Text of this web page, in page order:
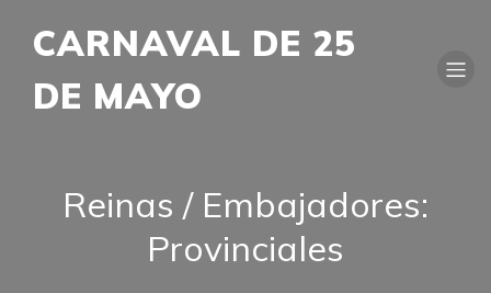
CARNAVAL DE 25
DE MAYO
Reinas / Embajadores:
Provinciales